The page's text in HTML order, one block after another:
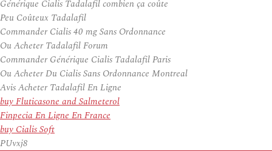
Générique Cialis Tadalafil combien ça coûte
Peu Coûteux Tadalafil
Commander Cialis 40 mg Sans Ordonnance
Ou Acheter Tadalafil Forum
Commander Générique Cialis Tadalafil Paris
Ou Acheter Du Cialis Sans Ordonnance Montreal
Avis Acheter Tadalafil En Ligne
buy Fluticasone and Salmeterol
Finpecia En Ligne En France
buy Cialis Soft
PUvxj8